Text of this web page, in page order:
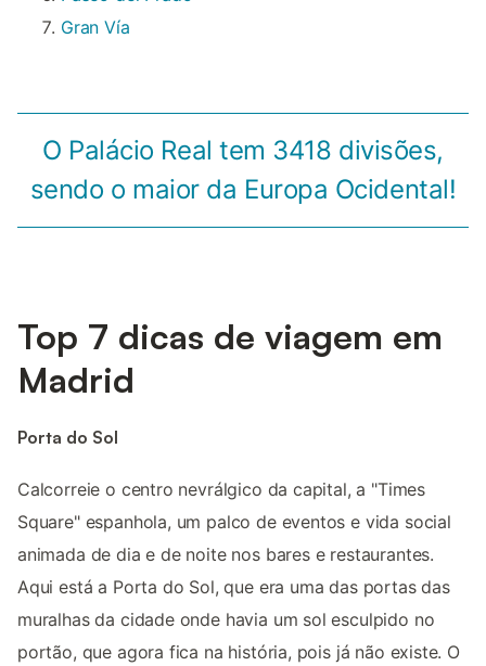
Gran Vía
O Palácio Real tem 3418 divisões,
sendo o maior da Europa Ocidental!
Top 7 dicas de viagem em
Madrid
Porta do Sol
Calcorreie o centro nevrálgico da capital, a "Times
Square" espanhola, um palco de eventos e vida social
animada de dia e de noite nos bares e restaurantes.
Aqui está a Porta do Sol, que era uma das portas das
muralhas da cidade onde havia um sol esculpido no
portão, que agora fica na história, pois já não existe. O